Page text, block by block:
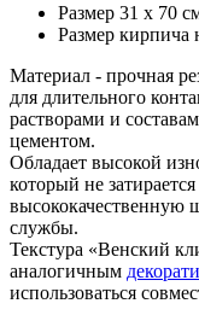
Размер 31 х 70
Размер кирпича
Материал - прочная
для длительного
растворами и
цементом.
Обладает высокой
который не
высококачественную
службы.
Текстура «Венский
аналогичным
использоваться